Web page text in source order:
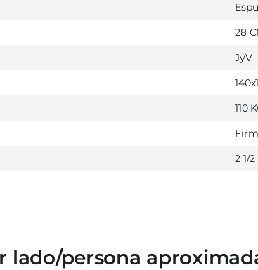
28
JyV
110
2 1/
lado/persona